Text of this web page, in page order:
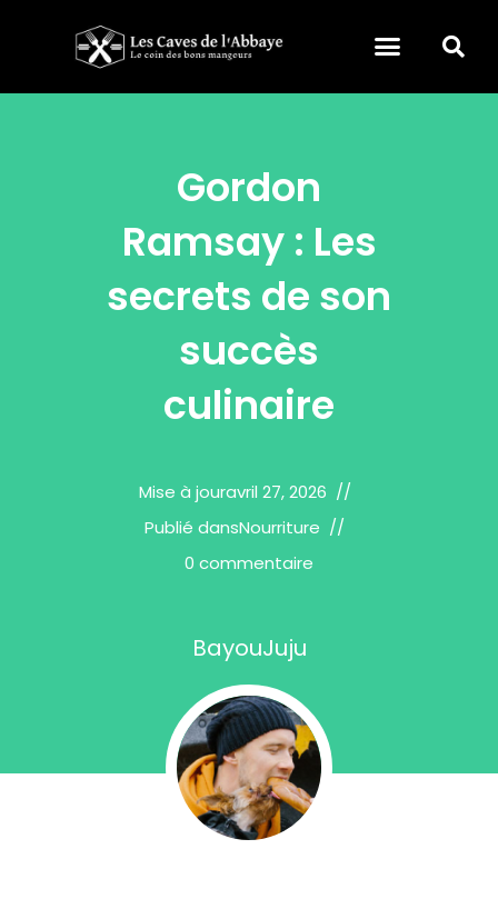
Gordon
Ramsay : Les
secrets de son
succès
culinaire
Mise à jouravril 27, 2026
Publié dansNourriture
0 commentaire
BayouJuju